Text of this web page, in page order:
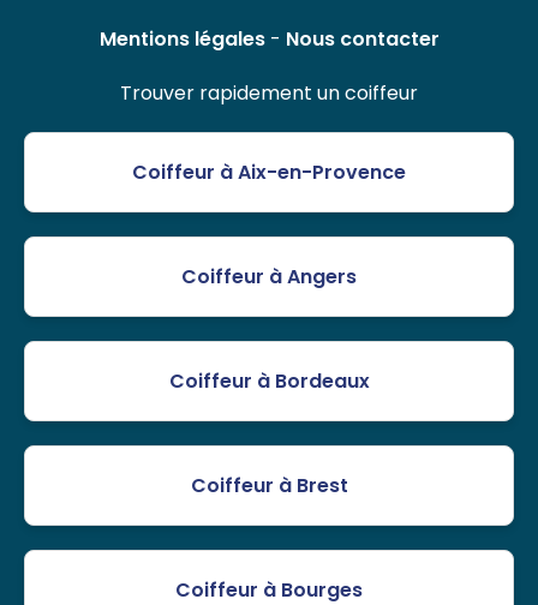
Mentions légales- Nous contacter
Trouver rapidement un coiffeur
Coiffeur à Aix-en-Provence
Coiffeur à Angers
Coiffeur à Bordeaux
Coiffeur à Brest
Coiffeur à Bourges